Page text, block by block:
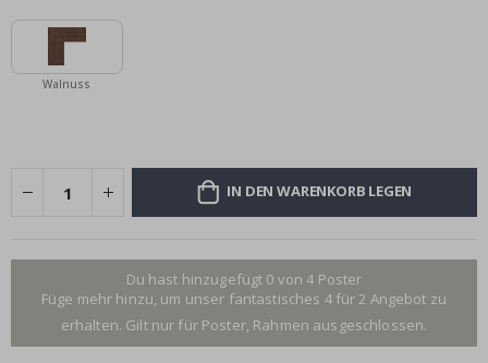
Walnuss
IN DEN WARENKORB LEGEN
Du hast hinzugefügt 0 von 4 Poster
Füge mehr hinzu, um unser fantastisches 4 für 2 Angebot zu
erhalten. Gilt nur für Poster, Rahmen ausgeschlossen.